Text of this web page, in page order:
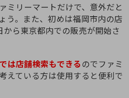
ミリーマートだけで、意外だと
う。また、初めは福岡市内の店
ら東京都内での販売が開始さ
は店舗検索もできる のでファミ
えている方は使用すると便利で